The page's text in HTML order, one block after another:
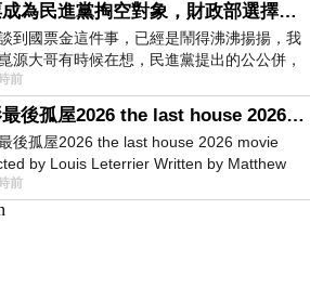
國票成為民進黨掏空對象，財政部選擇性失憶
到國票金這件事，已經是鬧得沸沸揚揚，我
源大哥有時候在想，民進黨提出的公公併，
是想要國庫通黨庫，鬧出最大的醜
前
電影最後孤屋2026 the last house 2026 movie
後孤屋2026 the last house 2026 movie
by Louis Leterrier Written by Matthew
Starring Greta Lee Wa
前